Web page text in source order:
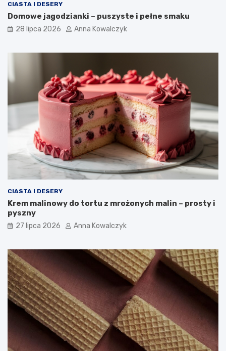
CIASTA I DESERY
Domowe jagodzianki – puszyste i pełne smaku
28 lipca 2026 Anna Kowalczyk
CIASTA I DESERY
Krem malinowy do tortu z mrożonych malin – prosty i
pyszny
27 lipca 2026 Anna Kowalczyk